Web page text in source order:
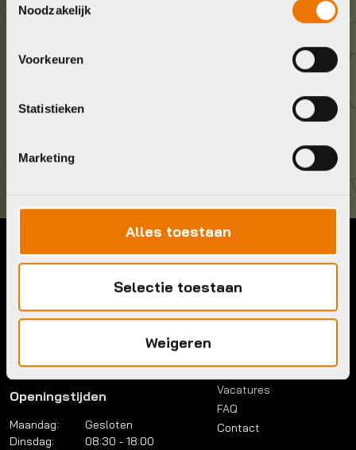
Noodzakelijk
Voorkeuren
Statistieken
Marketing
Alles toestaan
Selectie toestaan
Weigeren
Kom langs!
1315 BP Almere
Contact
036 5304422
Mail:
info@bykestore.nl
Adres:
1315 BP Almere
Openingstijden
Maandag:
Gesloten
Dinsdag:
08:30 - 18:00
Menu
Account
Lease a bike
Werkplaats
Vacatures
FAQ
Contact